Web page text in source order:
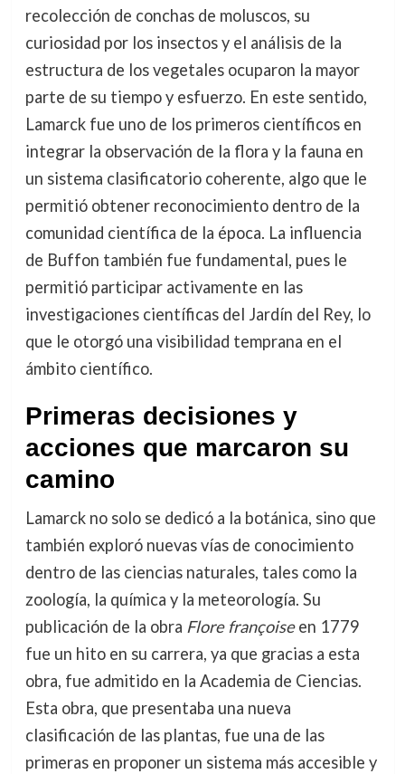
recolección de conchas de moluscos, su
curiosidad por los insectos y el análisis de la
estructura de los vegetales ocuparon la mayor
parte de su tiempo y esfuerzo. En este sentido,
Lamarck fue uno de los primeros científicos en
integrar la observación de la flora y la fauna en
un sistema clasificatorio coherente, algo que le
permitió obtener reconocimiento dentro de la
comunidad científica de la época. La influencia
de Buffon también fue fundamental, pues le
permitió participar activamente en las
investigaciones científicas del Jardín del Rey, lo
que le otorgó una visibilidad temprana en el
ámbito científico.
Primeras decisiones y
acciones que marcaron su
camino
Lamarck no solo se dedicó a la botánica, sino que
también exploró nuevas vías de conocimiento
dentro de las ciencias naturales, tales como la
zoología, la química y la meteorología. Su
publicación de la obra Flore françoiseen 1779
fue un hito en su carrera, ya que gracias a esta
obra, fue admitido en la Academia de Ciencias.
Esta obra, que presentaba una nueva
clasificación de las plantas, fue una de las
primeras en proponer un sistema más accesible y